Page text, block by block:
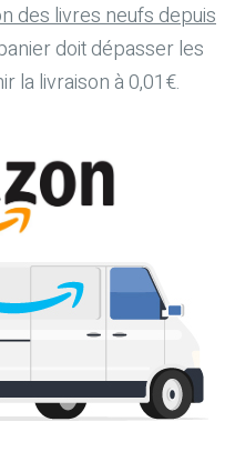
des livres neufs depuis
doit dépasser les
la livraison à 0,01€.